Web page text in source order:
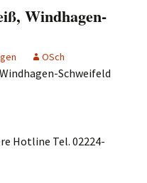
Windhagen-
OSch
Schweifeld
Hotline Tel. 02224-